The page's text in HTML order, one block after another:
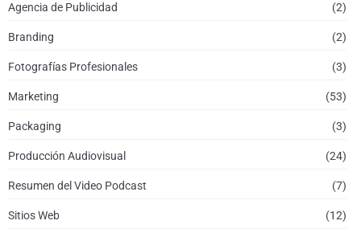
Agencia de Publicidad (2)
Branding (2)
Fotografías Profesionales (3)
Marketing (53)
Packaging (3)
Producción Audiovisual (24)
Resumen del Video Podcast (7)
Sitios Web (12)